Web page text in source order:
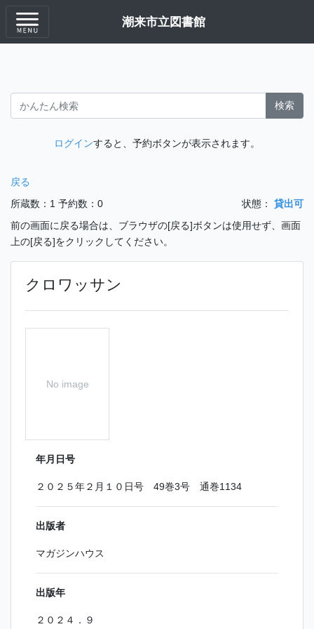
潮来市立図書館
検索
ログインすると、予約ボタンが表示されます。
戻る
所蔵数：1 予約数：0 状態：
貸出可
前の画面に戻る場合は、ブラウザの[戻る]ボタンは使用せず、画面
上の[戻る]をクリックしてください。
クロワッサン
No image
年月日号
２０２５年２月１０日号 49巻3号 通巻1134
出版者
マガジンハウス
出版年
２０２４．９